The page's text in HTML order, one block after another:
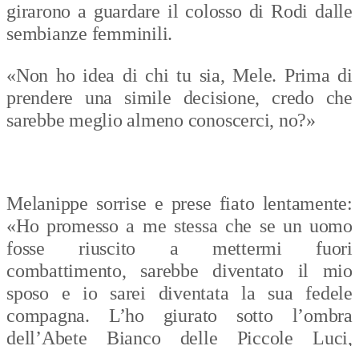
girarono a guardare il colosso di Rodi dalle
sembianze femminili.
«Non ho idea di chi tu sia, Mele. Prima di
prendere una simile decisione, credo che
sarebbe meglio almeno conoscerci, no?»
Melanippe sorrise e prese fiato lentamente:
«Ho promesso a me stessa che se un uomo
fosse riuscito a mettermi fuori
combattimento, sarebbe diventato il mio
sposo e io sarei diventata la sua fedele
compagna. L’ho giurato sotto l’ombra
dell’Abete Bianco delle Piccole Luci,